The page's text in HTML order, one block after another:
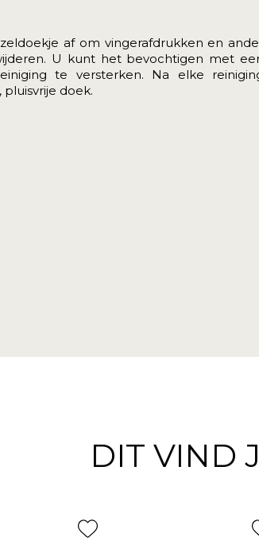
af om vingerafdrukken en
U kunt het bevochtigen met
te versterken. Na elke
doek.
DIT VIND